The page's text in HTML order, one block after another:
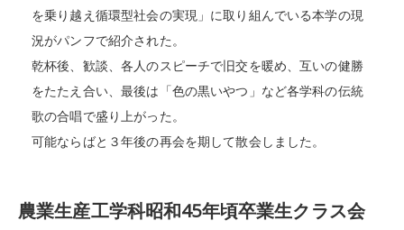
を乗り越え循環型社会の実現」に取り組んでいる本学の現
況がパンフで紹介された。
乾杯後、歓談、各人のスピーチで旧交を暖め、互いの健勝
をたたえ合い、最後は「色の黒いやつ」など各学科の伝統
歌の合唱で盛り上がった。
可能ならばと３年後の再会を期して散会しました。
農業生産工学科昭和45年頃卒業生クラス会